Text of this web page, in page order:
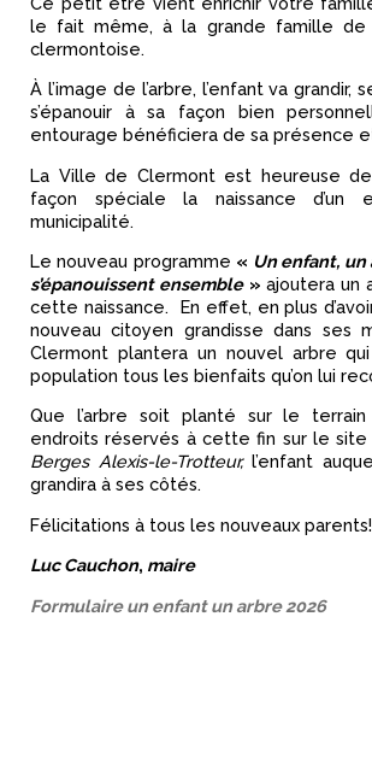
le fait même, à la grande famille de
clermontoise.
À l’image de l’arbre, l’enfant va
s’épanouir à sa façon bien
entourage bénéficiera de sa présence
La Ville de Clermont est heureuse de
façon spéciale la naissance d’un
municipalité.
Le nouveau programme « Un enfant, un
s’épanouissent ensemble » ajoutera un
cette naissance. En effet, en plus
nouveau citoyen grandisse dans ses
Clermont plantera un nouvel arbre
population tous les bienfaits qu’on lui
Que l’arbre soit planté sur le
endroits réservés à cette fin sur le site
Berges Alexis-le-Trotteur,l’enfant
grandira à ses côtés.
Félicitations à tous les nouveaux parents!
Luc Cauchon, maire
Formulaire un enfant un arbre 2026